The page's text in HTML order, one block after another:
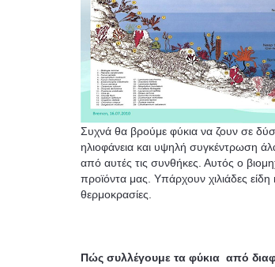
Συχνά θα βρούμε φύκια να ζουν σε
ηλιοφάνεια και υψηλή συγκέντρωση
από αυτές τις συνθήκες. Αυτός ο
προϊόντα μας. Υπάρχουν χιλιάδες είδη
θερμοκρασίες.
Πώς συλλέγουμε τα φύκια από